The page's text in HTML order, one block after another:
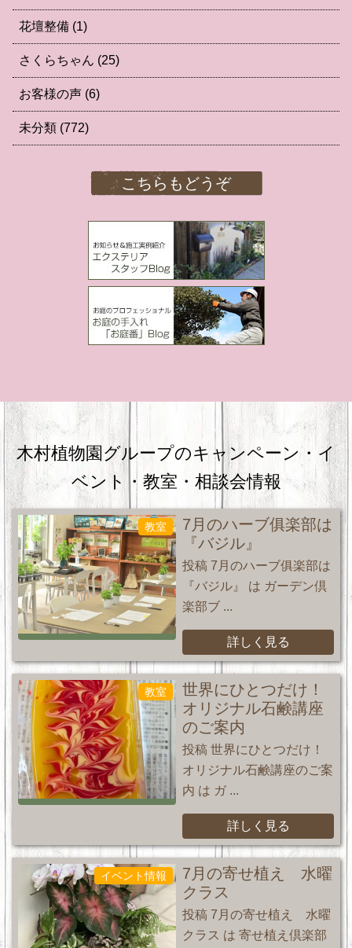
花壇整備 (1)
さくらちゃん (25)
お客様の声 (6)
未分類 (772)
こちらもどうぞ
木村植物園グループのキャンペーン・ イ
ベント・教室・相談会情報
教室
7月のハーブ俱楽部は
『バジル』
投稿 7月のハーブ俱楽部は
『バジル』 は ガーデン倶
楽部ブ ...
詳しく見る
教室
世界にひとつだけ！
オリジナル石鹸講座
のご案内
投稿 世界にひとつだけ！
オリジナル石鹸講座のご案
内 は ガ ...
詳しく見る
イベント情報
7月の寄せ植え 水曜
クラス
投稿 7月の寄せ植え 水曜
クラス は 寄せ植え倶楽部